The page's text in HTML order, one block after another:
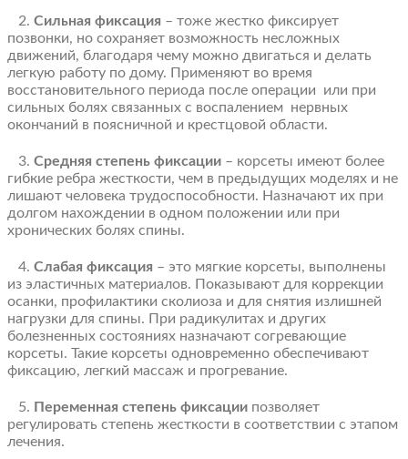
2. Сильная фиксация – тоже жестко фиксирует
позвонки, но сохраняет возможность несложных
движений, благодаря чему можно двигаться и делать
легкую работу по дому. Применяют во время
восстановительного периода после операции или при
сильных болях связанных с воспалением нервных
окончаний в поясничной и крестцовой области.
3. Средняя степень фиксации – корсеты имеют более
гибкие ребра жесткости, чем в предыдущих моделях и не
лишают человека трудоспособности. Назначают их при
долгом нахождении в одном положении или при
хронических болях спины.
4. Слабая фиксация – это мягкие корсеты, выполнены
из эластичных материалов. Показывают для коррекции
осанки, профилактики сколиоза и для снятия излишней
нагрузки для спины. При радикулитах и других
болезненных состояниях назначают согревающие
корсеты. Такие корсеты одновременно обеспечивают
фиксацию, легкий массаж и прогревание.
5. Переменная степень фиксации позволяет
регулировать степень жесткости в соответствии с этапом
лечения.